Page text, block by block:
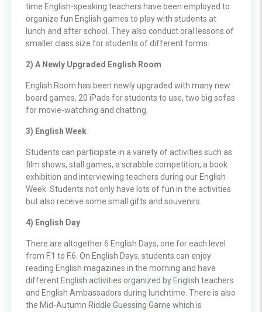
time English-speaking teachers have been employed to
organize fun English games to play with students at
lunch and after school. They also conduct oral lessons of
smaller class size for students of different forms.
2) A Newly Upgraded English Room
English Room has been newly upgraded with many new
board games, 20 iPads for students to use, two big sofas
for movie-watching and chatting.
3) English Week
Students can participate in a variety of activities such as
film shows, stall games, a scrabble competition, a book
exhibition and interviewing teachers during our English
Week. Students not only have lots of fun in the activities
but also receive some small gifts and souvenirs.
4) English Day
There are altogether 6 English Days, one for each level
from F.1 to F.6. On English Days, students can enjoy
reading English magazines in the morning and have
different English activities organized by English teachers
and English Ambassadors during lunchtime. There is also
the Mid-Autumn Riddle Guessing Game which is